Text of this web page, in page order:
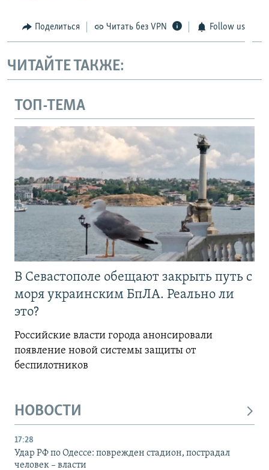
Поделиться Читать без VPN Follow us
ЧИТАЙТЕ ТАКЖЕ:
ТОП-ТЕМА
В Севастополе обещают закрыть путь с
моря украинским БпЛА. Реально ли
это?
Российские власти города анонсировали
появление новой системы защиты от
беспилотников
НОВОСТИ
17:28
Удар РФ по Одессе: поврежден стадион, пострадал
человек – власти